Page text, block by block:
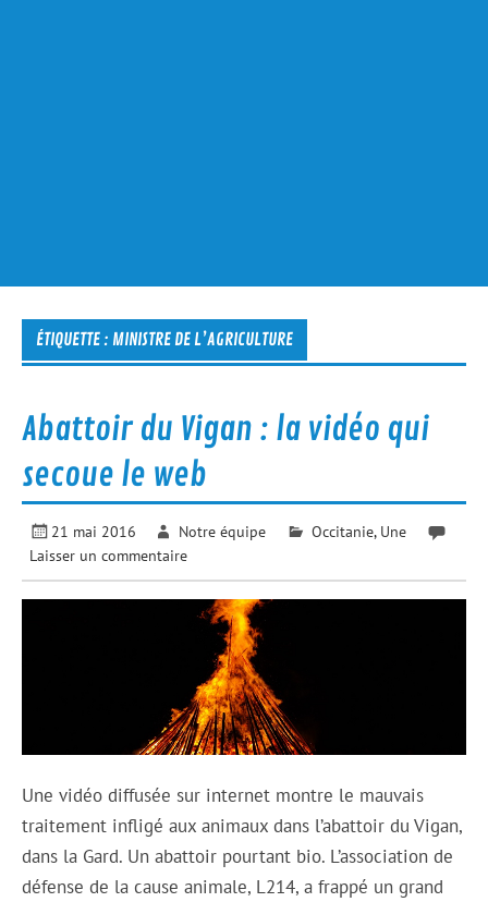
ÉTIQUETTE : MINISTRE DE L’AGRICULTURE
Abattoir du Vigan : la vidéo qui
secoue le web
21 mai 2016 Notre équipe Occitanie, Une
Laisser un commentaire
Une vidéo diffusée sur internet montre le mauvais
traitement infligé aux animaux dans l’abattoir du Vigan,
dans la Gard. Un abattoir pourtant bio. L’association de
défense de la cause animale, L214, a frappé un grand